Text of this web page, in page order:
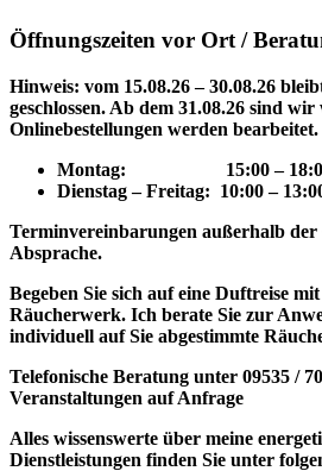
Öffnungszeiten vor Ort /
Hinweis: vom 15.08.26 – 30.08.26
geschlossen. Ab dem 31.08.26 sind
Onlinebestellungen werden bearbeitet.
Montag: 15:00 –
Dienstag – Freitag: 10:00 –
Terminvereinbarungen außerhalb der
Absprache.
Begeben Sie sich auf eine Duftreise
Räucherwerk. Ich berate Sie zur
individuell auf Sie abgestimmte
Telefonische Beratung unter 09535 /
Veranstaltungen auf Anfrage
Alles wissenswerte über meine
Dienstleistungen finden Sie unter